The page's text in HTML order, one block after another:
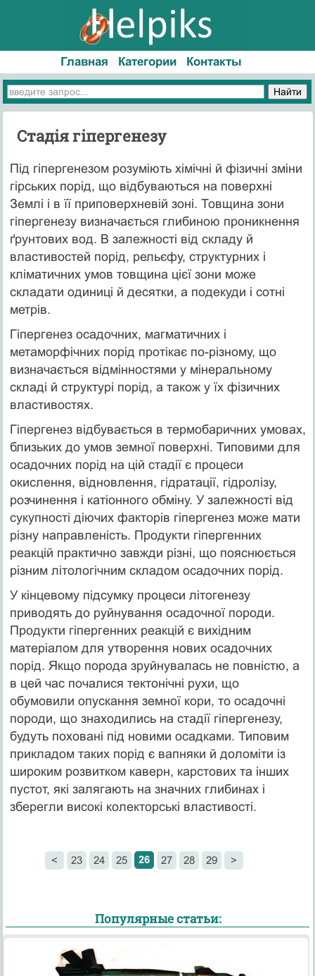
Главная Категории Контакты
Стадія гіпергенезу
Під гіпергенезом розуміють хімічні й фізичні зміни
гірських порід, що відбуваються на поверхні
Землі і в її приповерхневій зоні. Товщина зони
гіпергенезу визначається глибиною проникнення
ґрунтових вод. В залежності від складу й
властивостей порід, рельєфу, структурних і
кліматичних умов товщина цієї зони може
складати одиниці й десятки, а подекуди і сотні
метрів.
Гіпергенез осадочних, магматичних і
метаморфічних порід протікає по-різному, що
визначається відмінностями у мінеральному
складі й структурі порід, а також у їх фізичних
властивостях.
Гіпергенез відбувається в термобаричних умовах,
близьких до умов земної поверхні. Типовими для
осадочних порід на цій стадії є процеси
окислення, відновлення, гідратації, гідролізу,
розчинення і катіонного обміну. У залежності від
сукупності діючих факторів гіпергенез може мати
різну направленість. Продукти гіпергенних
реакцій практично завжди різні, що пояснюється
різним літологічним складом осадочних порід.
У кінцевому підсумку процеси літогенезу
приводять до руйнування осадочної породи.
Продукти гіпергенних реакцій є вихідним
матеріалом для утворення нових осадочних
порід. Якщо порода зруйнувалась не повністю, а
в цей час почалися тектонічні рухи, що
обумовили опускання земної кори, то осадочні
породи, що знаходились на стадії гіпергенезу,
будуть поховані під новими осадками. Типовим
прикладом таких порід є вапняки й доломіти із
широким розвитком каверн, карстових та інших
пустот, які залягають на значних глибинах і
зберегли високі колекторські властивості.
< 23 24 25 26 27 28 29 >
Популярные статьи: